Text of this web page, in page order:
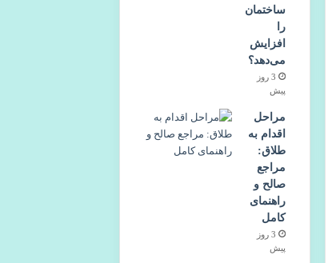
ساختمان
را
افزایش
می‌دهد؟
3 روز
پیش
مراحل
اقدام به
طلاق:
مراجع
صالح و
راهنمای
کامل
3 روز
پیش